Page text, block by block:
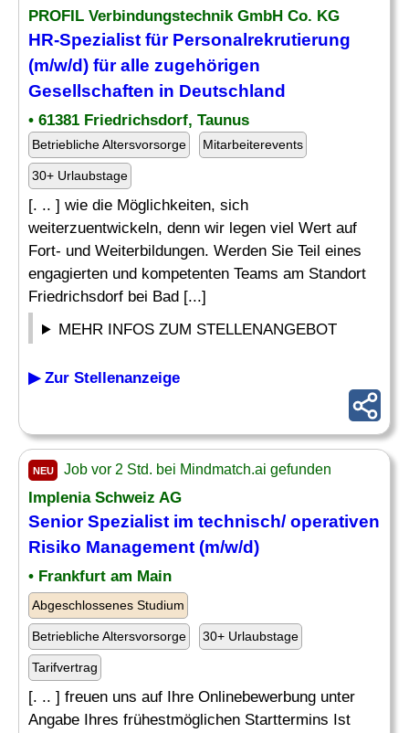
PROFIL Verbindungstechnik GmbH Co. KG
HR-Spezialist für Personalrekrutierung
(m/w/d) für alle zugehörigen
Gesellschaften in Deutschland
• 61381 Friedrichsdorf, Taunus
Betriebliche Altersvorsorge Mitarbeiterevents
30+ Urlaubstage
[. .. ] wie die Möglichkeiten, sich
weiterzuentwickeln, denn wir legen viel Wert auf
Fort- und Weiterbildungen. Werden Sie Teil eines
engagierten und kompetenten Teams am Standort
Friedrichsdorf bei Bad [...]
MEHR INFOS ZUM STELLENANGEBOT
▶ Zur Stellenanzeige
NEU Job vor 2 Std. bei Mindmatch.ai gefunden
Implenia Schweiz AG
SeniorSpezialist im technisch/ operativen
Risiko Management (m/w/d)
• Frankfurt am Main
Abgeschlossenes Studium
Betriebliche Altersvorsorge 30+ Urlaubstage
Tarifvertrag
[. .. ] freuen uns auf Ihre Onlinebewerbung unter
Angabe Ihres frühestmöglichen Starttermins Ist